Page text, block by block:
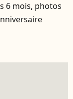
6 mois, photos